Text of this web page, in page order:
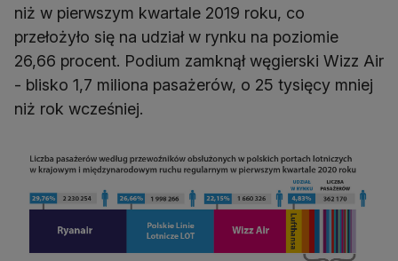
niż w pierwszym kwartale 2019 roku, co
przełożyło się na udział w rynku na poziomie
26,66 procent. Podium zamknął węgierski Wizz Air
- blisko 1,7 miliona pasażerów, o 25 tysięcy mniej
niż rok wcześniej.